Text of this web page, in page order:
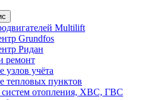
Multilift
Grundfos
Ридан
ремонт
узлов учёта
тепловых пунктов
систем отопления, ХВС, ГВС